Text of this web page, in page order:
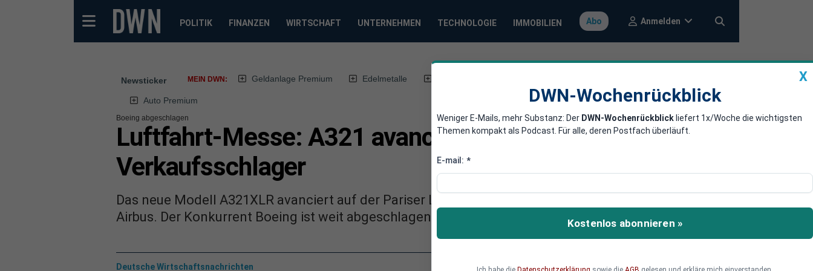
POLITIK FINANZEN WIRTSCHAFT UNTERNEHMEN TECHNOLOGIE IMMOBILIEN Abo Anmelden
Newsticker MEIN DWN: Geldanlage Premium Edelmetalle
Auto Premium
Boeing abgeschlagen
Luftfahrt-Messe: A321 avanciert für Airbus zum
Verkaufsschlager
Das neue Modell A321XLR avanciert auf der Pariser Luftfahrtmesse zum Kassenschlager für
Airbus. Der Konkurrent Boeing ist weit abgeschlagen.
Deutsche Wirtschaftsnachrichten
X
DWN-Wochenrückblick
Weniger E-Mails, mehr Substanz: Der DWN-Wochenrückblick liefert 1x/Woche die wichtigsten
Themen kompakt als Podcast. Für alle, deren Postfach überläuft.
E-mail: *
Kostenlos abonnieren »